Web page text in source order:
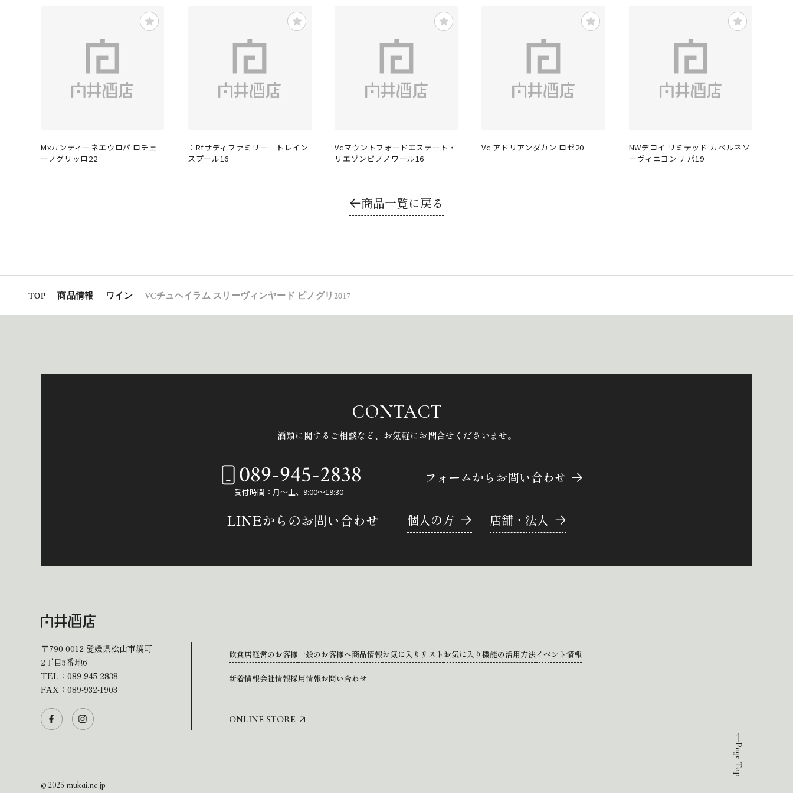
Mxカンティーネエウロパ ロチェ
ーノグリッロ22
：Rfサディファミリー トレイン
スプール16
Vcマウントフォードエステート・
リエゾンピノノワール16
Vc アドリアンダカン ロゼ20
NWデコイ リミテッド カベルネソ
ーヴィニヨン ナパ19
商品一覧に戻る
TOP 商品情報 ワイン VCチュヘイラム スリーヴィンヤード ピノグリ2017
Page Top
CONTACT
酒類に関するご相談など、 お気軽にお問合せくださいませ。
089-945-2838
受付時間：月～土、9:00～19:30
フォームからお問い合わせ
LINEからのお問い合わせ 個人の方 店舗・法人
〒790-0012 愛媛県松山市湊町
2丁目5番地6
TEL： 089-945-2838
FAX：089-932-1903
飲食店経営のお客様一般のお客様へ商品情報お気に入りリスト お気に入り機能の活用方法イベント情報
新着情報会社情報採用情報お問い合わせ
ONLINE STORE
© 2025 mukai.ne.jp